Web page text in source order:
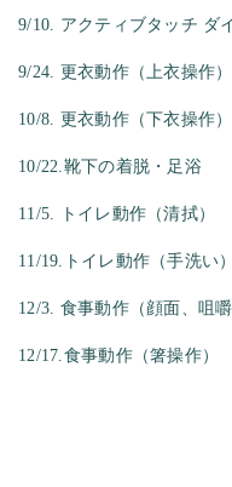
9/10. アクティブタッチ ダ
9/24. 更衣動作（上衣操作）
10/8. 更衣動作（下衣操作）
10/22.靴下の着脱・足浴
11/5. トイレ動作（清拭）
11/19.トイレ動作（手洗い）
12/3. 食事動作（顔面、咀嚼
12/17.食事動作（箸操作）